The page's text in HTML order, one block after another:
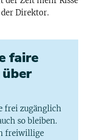
Direktor.
faire
frei zugänglich
so bleiben.
freiwillige